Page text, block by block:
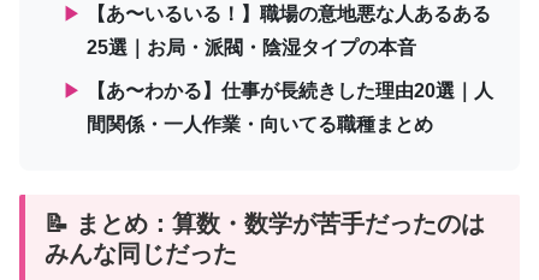
▶
【あ〜いるいる！】職場の意地悪な人あるある
25選｜お局・派閥・陰湿タイプの本音
▶
【あ〜わかる】仕事が長続きした理由20選｜人
間関係・一人作業・向いてる職種まとめ
📝 まとめ：算数・数学が苦手だったのは
みんな同じだった